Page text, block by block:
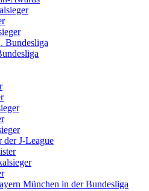
Bundesliga
der J-League
München in der Bundesliga